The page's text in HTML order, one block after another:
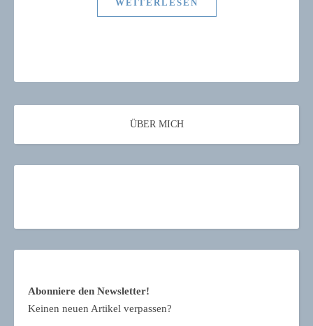
WEITERLESEN
ÜBER MICH
Abonniere den Newsletter!
Keinen neuen Artikel verpassen?